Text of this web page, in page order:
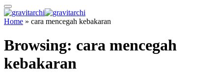
Home » cara mencegah kebakaran
Browsing: cara mencegah
kebakaran